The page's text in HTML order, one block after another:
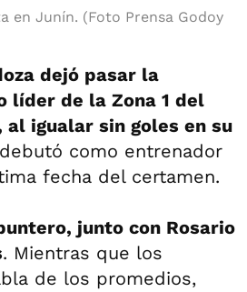
en Junín. (Foto Prensa Godoy
dejó pasar la
líder de la Zona 1 del
igualar sin goles en su
como entrenador
fecha del certamen.
junto con Rosario
. Mientras que los
de los promedios,